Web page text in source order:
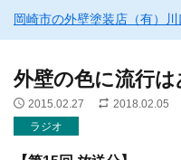
岡崎市の外壁塗装店（有）川
外壁の色に流行は
2015.02.27
2018.02.05
ラジオ